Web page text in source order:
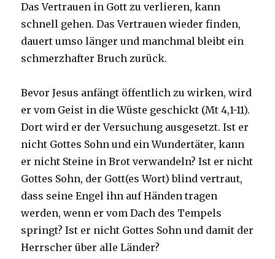
Das Vertrauen in Gott zu verlieren, kann
schnell gehen. Das Vertrauen wieder finden,
dauert umso länger und manchmal bleibt ein
schmerzhafter Bruch zurück.
Bevor Jesus anfängt öffentlich zu wirken, wird
er vom Geist in die Wüste geschickt (Mt 4,1-11).
Dort wird er der Versuchung ausgesetzt. Ist er
nicht Gottes Sohn und ein Wundertäter, kann
er nicht Steine in Brot verwandeln? Ist er nicht
Gottes Sohn, der Gott(es Wort) blind vertraut,
dass seine Engel ihn auf Händen tragen
werden, wenn er vom Dach des Tempels
springt? Ist er nicht Gottes Sohn und damit der
Herrscher über alle Länder?